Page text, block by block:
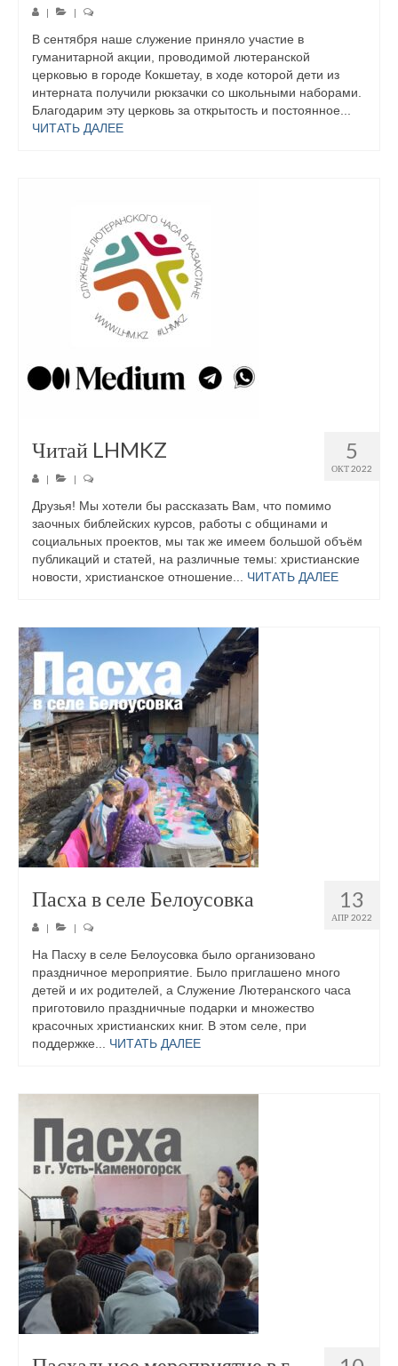
| |
В сентября наше служение приняло участие в
гуманитарной акции, проводимой лютеранской
церковью в городе Кокшетау, в ходе которой дети из
интерната получили рюкзачки со школьными наборами.
Благодарим эту церковь за открытость и постоянное...
ЧИТАТЬ ДАЛЕЕ
5
ОКТ 2022
Читай LHMKZ
| |
Друзья! Мы хотели бы рассказать Вам, что помимо
заочных библейских курсов, работы с общинами и
социальных проектов, мы так же имеем большой объём
публикаций и статей, на различные темы: христианские
новости, христианское отношение... ЧИТАТЬ ДАЛЕЕ
13
АПР 2022
Пасха в селе Белоусовка
| |
На Пасху в селе Белоусовка было организовано
праздничное мероприятие. Было приглашено много
детей и их родителей, а Служение Лютеранского часа
приготовило праздничные подарки и множество
красочных христианских книг. В этом селе, при
поддержке... ЧИТАТЬ ДАЛЕЕ